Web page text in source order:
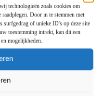
technologieën zoals cookies om
Door in te stemmen met
surfgedrag of unieke ID's op deze site
toestemming intrekt, kan dit een
mogelijkheden.